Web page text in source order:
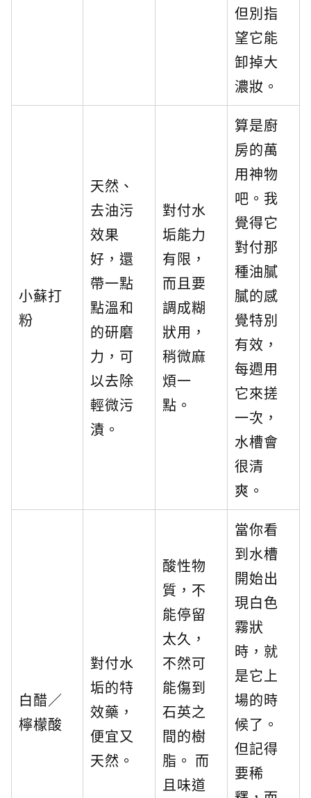
但別指
望它能
卸掉大
濃妝。
小蘇打
粉
天然、
去油污
效果
好，還
帶一點
點溫和
的研磨
力，可
以去除
輕微污
漬。
對付水
垢能力
有限，
而且要
調成糊
狀用，
稍微麻
煩一
點。
算是廚
房的萬
用神物
吧。我
覺得它
對付那
種油膩
膩的感
覺特別
有效，
每週用
它來搓
一次，
水槽會
很清
爽。
白醋／
檸檬酸
對付水
垢的特
效藥，
便宜又
天然。
酸性物
質，不
能停留
太久，
不然可
能傷到
石英之
間的樹
脂。 而
且味道
當你看
到水槽
開始出
現白色
霧狀
時，就
是它上
場的時
候了。
但記得
要稀